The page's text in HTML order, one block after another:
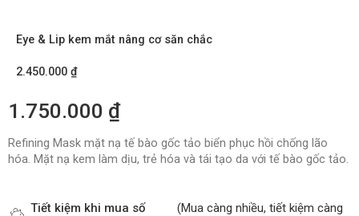
Eye & Lip kem mắt nâng cơ săn chắc
2.450.000 ₫
1.750.000 ₫
Refining Mask mặt nạ tế bào gốc tảo biển phục hồi chống lão
hóa. Mặt nạ kem làm dịu, trẻ hóa và tái tạo da với tế bào gốc tảo.
Tiết kiệm khi mua số
(Mua càng nhiều, tiết kiệm càng